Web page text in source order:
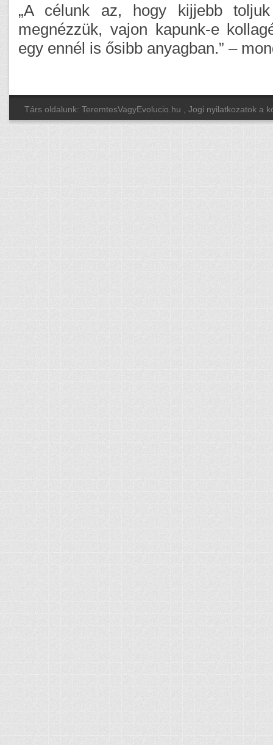
„A célunk az, hogy kijjebb
megnézzük, vajon kapunk-e
egy ennél is ősibb anyagban.” –
Társ oldalunk: TeremtesVagyEvolucio.hu , Jogi nyilatkozatok a